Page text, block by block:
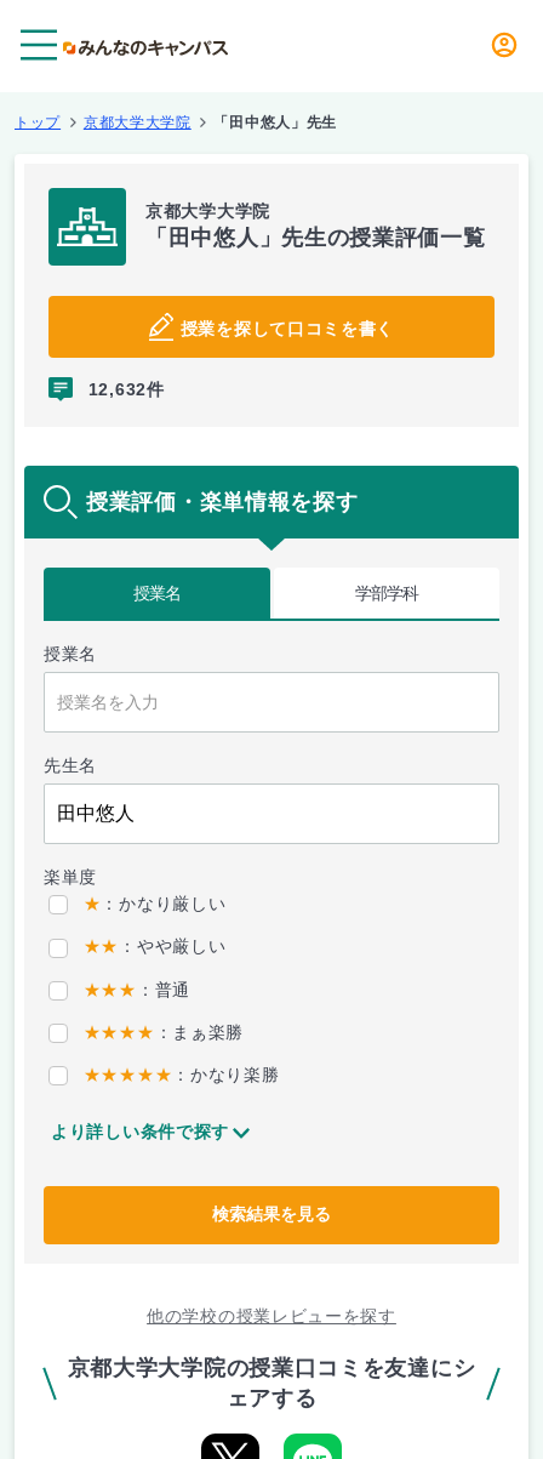
トップ 京都大学大学院 「田中悠人」先生
京都大学大学院
「田中悠人」先生の授業評価一覧
授業を探して口コミを書く
12,632件
授業評価・楽単情報を探す
授業名 学部学科
授業名
先生名
楽単度
★ ：かなり厳しい
★★ ：やや厳しい
★★★ ：普通
★★★★ ：まぁ楽勝
★★★★★ ：かなり楽勝
より詳しい条件で探す
検索結果を見る
他の学校の授業レビューを探す
京都大学大学院の授業口コミを友達にシ
ェアする